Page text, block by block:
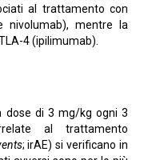
al trattamento con
nivolumab), mentre la
4 (ipilimumab).
dose di 3 mg/kg ogni 3
al trattamento
; irAE) si verificano in